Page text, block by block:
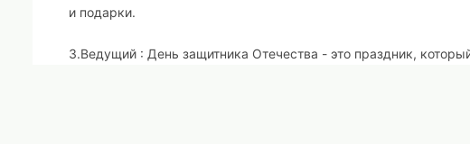
и подарки.
3.Ведущий : День защитника Отечества - это праздник,